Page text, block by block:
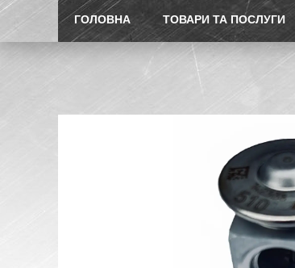
ГОЛОВНА ТОВАРИ ТА ПОСЛУГИ